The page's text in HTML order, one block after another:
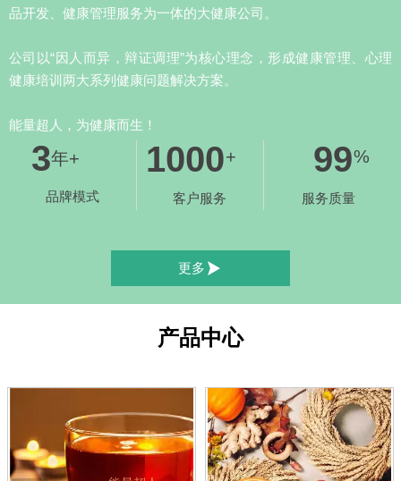
品开发、健康管理服务为一体的大健康公司。
公司以“因人而异，辩证调理”为核心理念，形成健康管理、心理
健康培训两大系列健康问题解决方案。
能量超人，为健康而生！
3年+
品牌模式
1000+
客户服务
99%
服务质量
更多 
产品中心